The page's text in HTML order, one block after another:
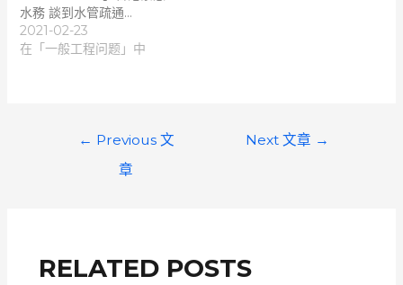
水務 談到水管疏通…
2021-02-23
在「一般工程问题」中
← Previous 文
章
Next 文章 →
RELATED POSTS